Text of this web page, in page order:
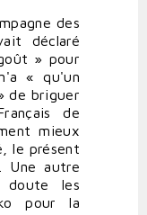
des
déclaré
» pour
« qu'un
de briguer
de
mieux
le présent
Une autre
les
pour la